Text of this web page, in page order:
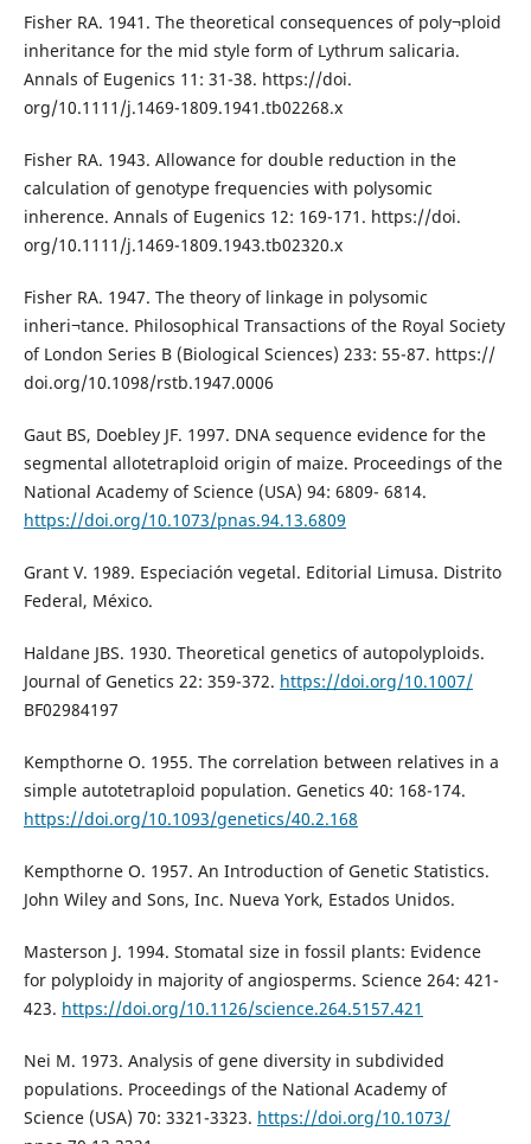
Fisher RA. 1941. The theoretical consequences of poly¬ploid
inheritance for the mid style form of Lythrum salicaria.
Annals of Eugenics 11: 31-38. https://doi.
org/10.1111/j.1469-1809.1941.tb02268.x
Fisher RA. 1943. Allowance for double reduction in the
calculation of genotype frequencies with polysomic
inherence. Annals of Eugenics 12: 169-171. https://doi.
org/10.1111/j.1469-1809.1943.tb02320.x
Fisher RA. 1947. The theory of linkage in polysomic
inheri¬tance. Philosophical Transactions of the Royal Society
of London Series B (Biological Sciences) 233: 55-87. https://
doi.org/10.1098/rstb.1947.0006
Gaut BS, Doebley JF. 1997. DNA sequence evidence for the
segmental allotetraploid origin of maize. Proceedings of the
National Academy of Science (USA) 94: 6809- 6814.
https://doi.org/10.1073/pnas.94.13.6809
Grant V. 1989. Especiación vegetal. Editorial Limusa. Distrito
Federal, México.
Haldane JBS. 1930. Theoretical genetics of autopolyploids.
Journal of Genetics 22: 359-372. https://doi.org/10.1007/
BF02984197
Kempthorne O. 1955. The correlation between relatives in a
simple autotetraploid population. Genetics 40: 168-174.
https://doi.org/10.1093/genetics/40.2.168
Kempthorne O. 1957. An Introduction of Genetic Statistics.
John Wiley and Sons, Inc. Nueva York, Estados Unidos.
Masterson J. 1994. Stomatal size in fossil plants: Evidence
for polyploidy in majority of angiosperms. Science 264: 421-
423. https://doi.org/10.1126/science.264.5157.421
Nei M. 1973. Analysis of gene diversity in subdivided
populations. Proceedings of the National Academy of
Science (USA) 70: 3321-3323. https://doi.org/10.1073/